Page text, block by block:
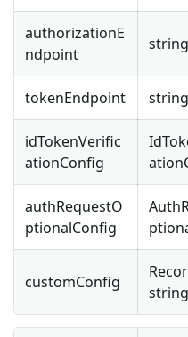
authorizationE
ndpoint
string
tokenEndpoint string
idTokenVerific
ationConfig
authRequestO
ptionalConfig
customConfig